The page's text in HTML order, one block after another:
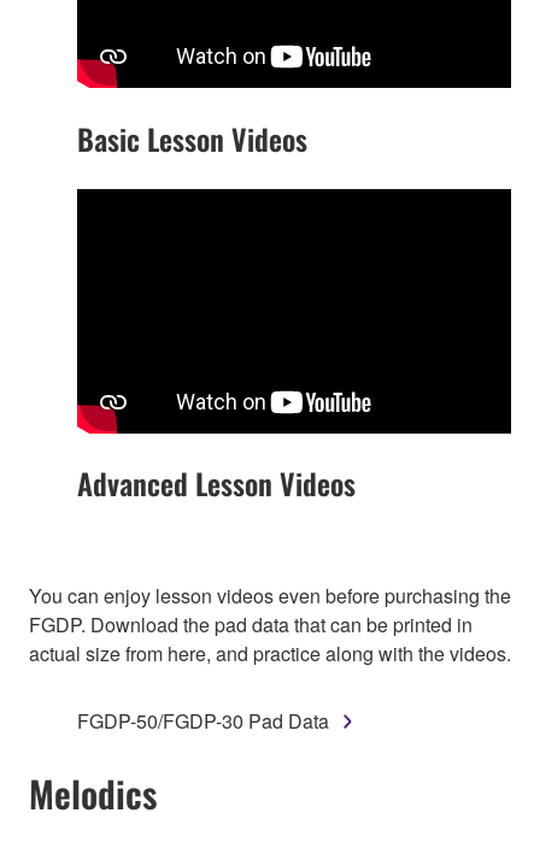
Basic Lesson Videos
Advanced Lesson Videos
You can enjoy lesson videos even before purchasing the
FGDP. Download the pad data that can be printed in
actual size from here, and practice along with the videos.
FGDP-50/FGDP-30 Pad Data
Melodics